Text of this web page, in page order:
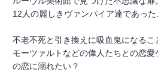
12人の麗しきヴァンパイア達であっ
不老不死と引き換えに吸血鬼になる
モーツァルトなどの偉人たちとの恋
の恋に溺れたい？